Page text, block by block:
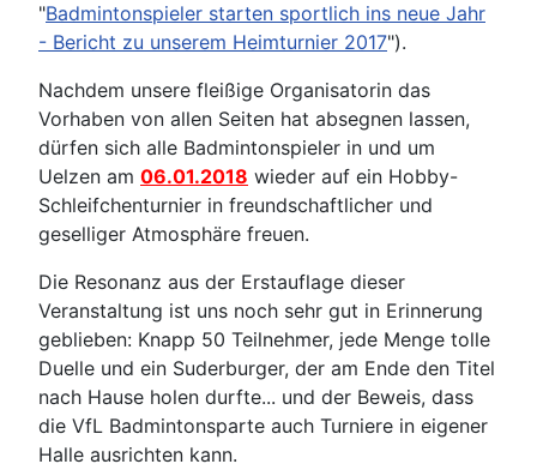
"Badmintonspieler starten sportlich ins neue Jahr
- Bericht zu unserem Heimturnier 2017").
Nachdem unsere fleißige Organisatorin das
Vorhaben von allen Seiten hat absegnen lassen,
dürfen sich alle Badmintonspieler in und um
Uelzen am 06.01.2018 wieder auf ein Hobby-
Schleifchenturnier in freundschaftlicher und
geselliger Atmosphäre freuen.
Die Resonanz aus der Erstauflage dieser
Veranstaltung ist uns noch sehr gut in Erinnerung
geblieben: Knapp 50 Teilnehmer, jede Menge tolle
Duelle und ein Suderburger, der am Ende den Titel
nach Hause holen durfte... und der Beweis, dass
die VfL Badmintonsparte auch Turniere in eigener
Halle ausrichten kann.